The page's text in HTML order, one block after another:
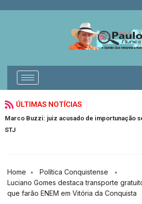
ÚLTIMAS NOTÍCIAS
Marco Buzzi: juiz acusado de importunação
STJ
Home
Política Conquistense
Luciano Gomes destaca transporte
que farão ENEM em Vitória da Conquista